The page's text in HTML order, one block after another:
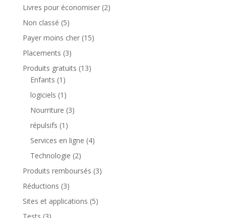
Livres pour économiser(2)
Non classé (5)
Payer moins cher(15)
Placements (3)
Produits gratuits (13)
Enfants (1)
logiciels (1)
Nourriture (3)
répulsifs (1)
Services en ligne (4)
Technologie (2)
Produits remboursés (3)
Réductions (3)
Sites et applications (5)